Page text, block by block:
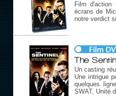
Film d'action
écrans de
notre verdict
The
Un casting
Une intrigue
quelques
SWAT, Unité